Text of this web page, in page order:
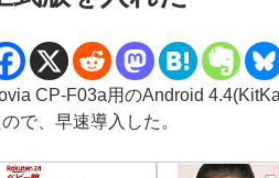
CP-F03a用のAndroid
で、早速導入した。